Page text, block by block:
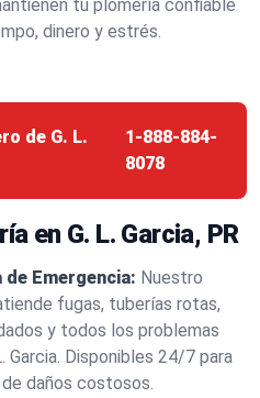
tu plomería confiable
dinero y estrés.
de G. L.
1-888-884-
8078
en G. L. Garcia, PR
Emergencia: Nuestro
fugas, tuberías rotas,
y todos los problemas
Garcia. Disponibles 24/7 para
daños costosos.